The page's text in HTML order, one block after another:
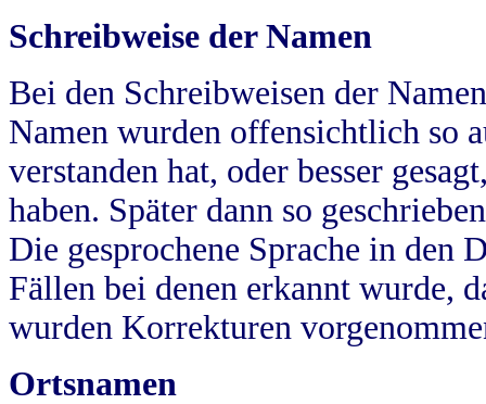
Schreibweise der Namen
Bei den Schreibweisen der
Namen wurden offensichtlich so
verstanden hat, oder besser
haben. Später dann so
Die gesprochene Sprache in
Fällen bei denen erkannt wurde,
wurden Korrekturen
Ortsnamen